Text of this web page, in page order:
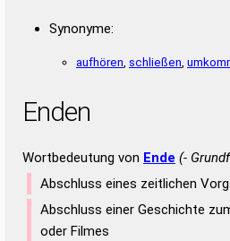
Synonyme:
aufhören schließen
Enden
Wortbedeutung von Ende (-
Abschluss eines zeitlichen
Abschluss einer Geschichte
oder Filmes